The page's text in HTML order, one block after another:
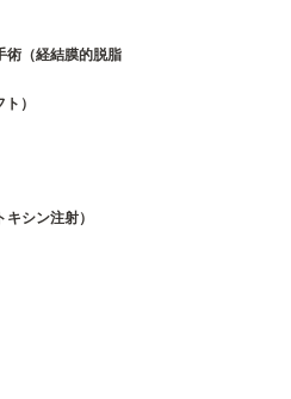
術（経結膜的脱脂
）
シン注射）